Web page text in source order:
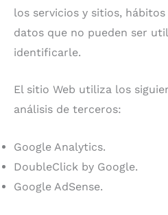
los servicios y sitios,
datos que no pueden ser
identificarle.
El sitio Web utiliza los
análisis de terceros:
Google Analytics.
DoubleClick by Google.
Google AdSense.